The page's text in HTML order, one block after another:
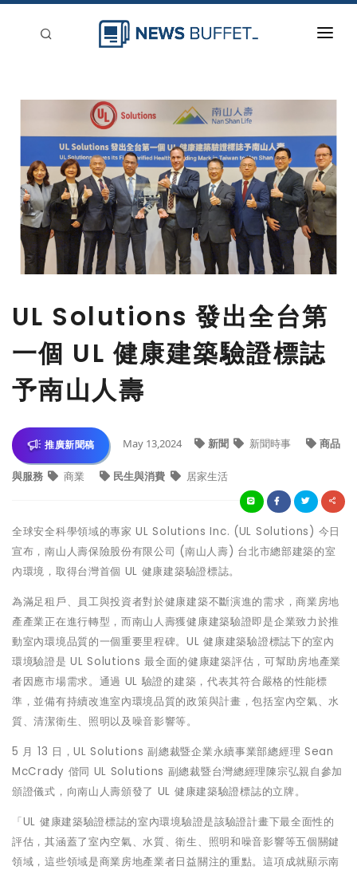
登入
刊登
UL Solutions 發出全台第
一個 UL 健康建築驗證標誌
予南山人壽
推廣新聞稿 May 13,2024 新聞 新聞時事 商品
與服務 商業 民生與消費 居家生活
全球安全科學領域的專家 UL Solutions Inc. (UL Solutions) 今日
宣布，南山人壽保險股份有限公司 (南山人壽) 台北市總部建築的室
內環境，取得台灣首個 UL 健康建築驗證標誌。
為滿足租戶、員工與投資者對於健康建築不斷演進的需求，商業房地
產產業正在進行轉型，而南山人壽獲健康建築驗證即是企業致力於推
動室內環境品質的一個重要里程碑。UL 健康建築驗證標誌下的室內
環境驗證是 UL Solutions 最全面的健康建築評估，可幫助房地產業
者因應市場需求。通過 UL 驗證的建築，代表其符合嚴格的性能標
準，並備有持續改進室內環境品質的政策與計畫，包括室內空氣、水
質、清潔衛生、照明以及噪音影響等。
5 月 13 日，UL Solutions 副總裁暨企業永續事業部總經理 Sean
McCrady 偕同 UL Solutions 副總裁暨台灣總經理陳宗弘親自參加
頒證儀式，向南山人壽頒發了 UL 健康建築驗證標誌的立牌。
「UL 健康建築驗證標誌的室內環境驗證是該驗證計畫下最全面性的
評估，其涵蓋了室內空氣、水質、衛生、照明和噪音影響等五個關鍵
領域，這些領域是商業房地產業者日益關注的重點。這項成就顯示南